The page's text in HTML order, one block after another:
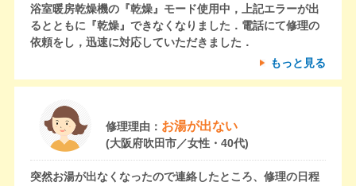
浴室暖房乾燥機の『乾燥』モード使用中，上記エラーが出
るとともに『乾燥』できなくなりました．電話にて修理の
依頼をし，迅速に対応していただきました．
もっと見る
修理理由： お湯が出ない
(大阪府吹田市／女性・40代)
突然お湯が出なくなったので連絡したところ、修理の日程